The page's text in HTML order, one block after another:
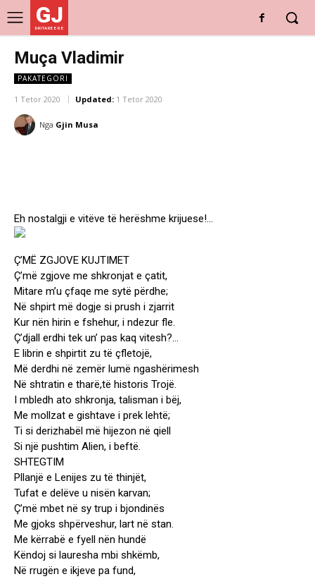
GJ
DRITARE E RE
Muça Vladimir
PAKATEGORI
1 Tetor 2020 Updated: 1 Tetor 2020
Nga Gjin Musa
Eh nostalgji e vitëve të herëshme krijuese!…
Ç’MË ZGJOVE KUJTIMET
Ç’më zgjove me shkronjat e çatit,
Mitare m’u çfaqe me sytë përdhe;
Në shpirt më dogje si prush i zjarrit
Kur nën hirin e fshehur, i ndezur fle.
Ç’djall erdhi tek un’ pas kaq vitesh?…
E librin e shpirtit zu të çfletojë,
Më derdhi në zemër lumë ngashërimesh
Në shtratin e tharë,të historis Trojë.
I mbledh ato shkronja, talisman i bëj,
Me mollzat e gishtave i prek lehtë;
Ti si derizhabël më hijezon në qiell
Si një pushtim Alien, i beftë.
SHTEGTIM
Pllanjë e Lenijes zu të thinjët,
Tufat e delëve u nisën karvan;
Ç’më mbet në sy trup i bjondinës
Me gjoks shpërveshur, lart në stan.
Me kërrabë e fyell nën hundë
Këndoj si lauresha mbi shkëmb,
Në rrugën e ikjeve pa fund,